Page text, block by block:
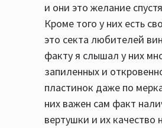
и они это желание
Кроме того у них есть
это секта любителей
факту я слышал у них
запиленных и
пластинок даже по
них важен сам факт
вертушки и их качество